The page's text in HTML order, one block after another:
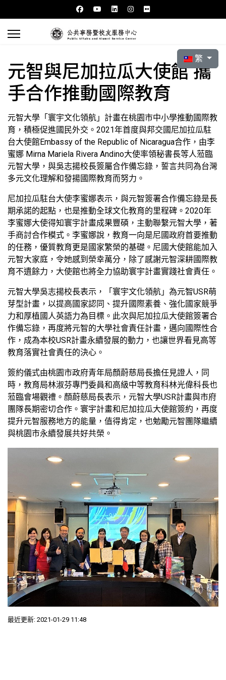
選擇你的語言
繁
元智與尼加拉瓜大使館 攜
手合作推動國際教育
元智大學「寰宇文化領航」計畫在桃園市中小學推動國際教
育，積極促進國民外交。2021年首度與邦交國尼加拉瓜駐
台大使館Embassy of the Republic of Nicaragua合作，由李
蜜娜 Mirna Mariela Rivera Andino大使率領秘書長等人蒞臨
元智大學，與吳志揚校長簽屬合作備忘錄，誓言共同為台灣
多元文化理解和發揚國際教育而努力。
尼加拉瓜駐台大使李蜜娜表示，與元智簽署合作備忘錄是長
期承諾的起點，也是推動全球文化教育的里程碑。2020年
李蜜娜大使得知寰宇計畫成果豐碩，主動聯繫元智大學，著
手商討合作模式。李蜜娜說，教育一向是尼國政府首要推動
的任務，優質教育更是國家繁榮的基礎。尼國大使館能加入
元智大家庭，令她感到榮幸萬分，除了感謝元智深耕國際教
育不遺餘力，大使館也將全力協助寰宇計畫實踐社會責任。
元智大學吳志揚校長表示，「寰宇文化領航」為元智USR萌
芽型計畫，以提高國家認同、提升國際素養、強化國家競爭
力和厚植國人英語力為目標。此次與尼加拉瓜大使館簽署合
作備忘錄，再度將元智的大學社會責任計畫，邁向國際性合
作，成為本校USR計畫永續發展的動力，也讓世界看見高等
教育落實社會責任的決心。
簽約儀式由桃園市政府青年局顏蔚慈局長擔任見證人，同
時，教育局林淑芬專門委員和高級中等教育科林光偉科長也
蒞臨會場觀禮。顏蔚慈局長表示，元智大學USR計畫與市府
團隊長期密切合作。寰宇計畫和尼加拉瓜大使館簽約，再度
提升元智服務地方的能量，值得肯定，也勉勵元智團隊繼續
與桃園市永續發展共好共榮。
最近更新: 2021-01-29 11:48